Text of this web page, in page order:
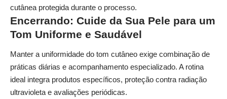
cutânea protegida durante o processo.
Encerrando: Cuide da Sua Pele para um
Tom Uniforme e Saudável
Manter a uniformidade do tom cutâneo exige combinação de
práticas diárias e acompanhamento especializado. A rotina
ideal integra produtos específicos, proteção contra radiação
ultravioleta e avaliações periódicas.